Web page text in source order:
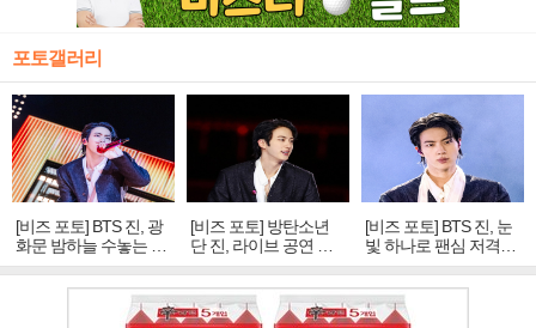
포토갤러리
[비즈 포토] BTS 진, 광
화문 밤하늘 수놓는 '비
주얼 킹'의 열창
[비즈 포토] 방탄소년
단 진, 라이브 공연 중
빛나는 독보적 아우라
[비즈 포토] BTS 진, 눈
빛 하나로 팬심 저격…
독보적 카리스마